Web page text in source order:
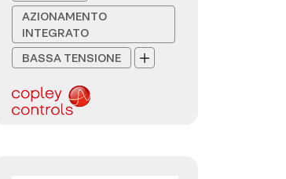
AZIONAMENTO
INTEGRATO
BASSA TENSIONE